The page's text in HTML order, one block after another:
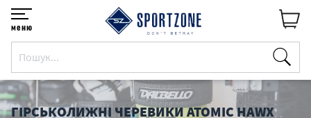
меню
ГІРСЬКОЛИЖНІ ЧЕРЕВИКИ ATOMIC HAWX